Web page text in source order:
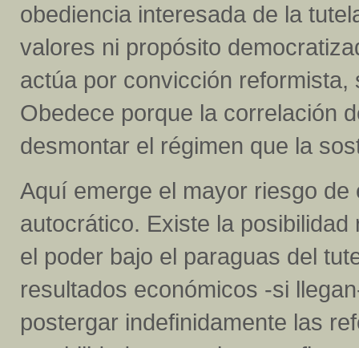
obediencia interesada de la
valores ni propósito
actúa por convicción
Obedece porque la correlación
desmontar el régimen que la
Aquí emerge el mayor riesgo
autocrático. Existe la
el poder bajo el paraguas del
resultados económicos -si
postergar indefinidamente las